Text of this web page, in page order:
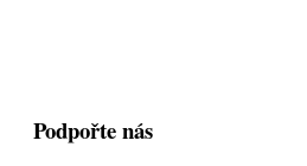
Podpořte nás